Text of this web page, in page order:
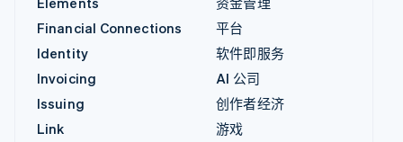
Financial Connections
Identity
Invoicing
Issuing
Link
平台
软件即服务
AI 公司
创作者经济
游戏